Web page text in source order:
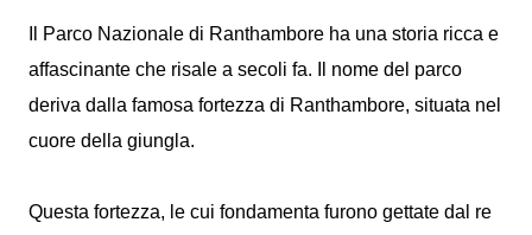
Il Parco Nazionale di Ranthambore ha una storia ricca e
affascinante che risale a secoli fa. Il nome del parco
deriva dalla famosa fortezza di Ranthambore, situata nel
cuore della giungla.
Questa fortezza, le cui fondamenta furono gettate dal re